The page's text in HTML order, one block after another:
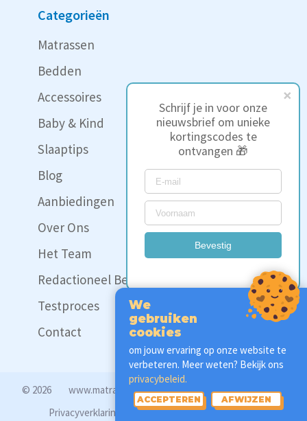
Schrijf je in voor onze
nieuwsbrief om unieke
kortingscodes te
ontvangen 🎁
Bevestig
Categorieën
Matrassen
Bedden
Accessoires
Baby & Kind
Slaaptips
Blog
Aanbiedingen
Over Ons
Het Team
Redactioneel Beleid
Testproces
Contact
© 2026 www.matrassencheck.nl
Disclaimer
Privacyverklaring
Cookie Voorkeuren
We
gebruiken
cookies
om jouw ervaring op onze website te
verbeteren. Meer weten? Bekijk ons
privacybeleid.
ACCEPTEREN AFWIJZEN